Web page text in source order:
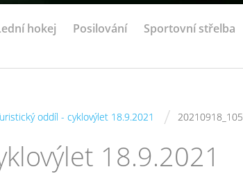
hokej Posilování Sportovní střelba
oddíl - cyklovýlet 18.9.2021 /
18.9.2021